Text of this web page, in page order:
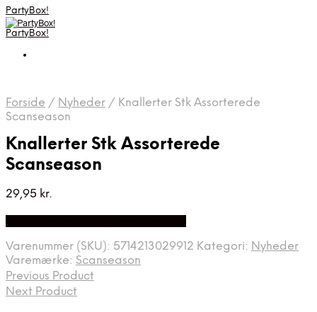
PartyBox!
PartyBox!
Forside / Nyheder / Knallerter Stk Assorterede
Scanseason
Knallerter Stk Assorterede
Scanseason
29,95 kr.
Varenummer (SKU): 5714213029912 Kategori: Nyheder
Varemærke: Scanseason
Previous Product
Next Product